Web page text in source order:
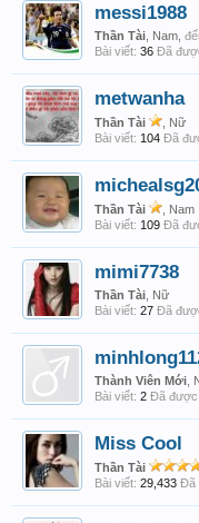
messi1988
Thần Tài , Nam,
Bài viết: 36 Đã
metwanha
Thần Tài
, Nữ
Bài viết: 104 Đã
Thần Tài
, Nam
Bài viết: 109 Đã
mimi7738
Thần Tài , Nữ
Bài viết: 27 Đã
Thành Viên Mới ,
Bài viết: 2 Đã được
Miss Cool
Thần Tài
Bài viết: 29,433 Đã